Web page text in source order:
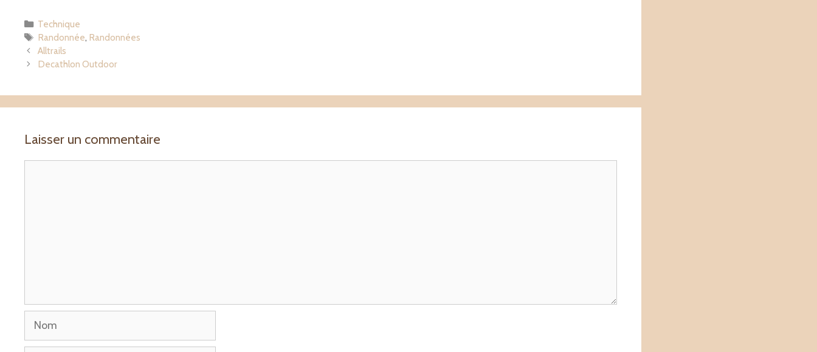
Catégories
Technique
Étiquettes
Randonnée, Randonnées
Alltrails
Decathlon Outdoor
Laisser un commentaire
Nom